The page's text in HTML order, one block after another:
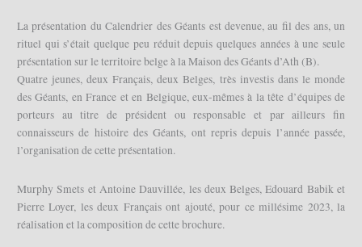
La présentation du Calendrier des Géants est devenue, au fil des ans, un
rituel qui s’était quelque peu réduit depuis quelques années à une seule
présentation sur le territoire belge à la Maison des Géants d’Ath (B).
Quatre jeunes, deux Français, deux Belges, très investis dans le monde
des Géants, en France et en Belgique, eux-mêmes à la tête d’équipes de
porteurs au titre de président ou responsable et par ailleurs fin
connaisseurs de histoire des Géants, ont repris depuis l’année passée,
l’organisation de cette présentation.
Murphy Smets et Antoine Dauvillée, les deux Belges, Edouard Babik et
Pierre Loyer, les deux Français ont ajouté, pour ce millésime 2023, la
réalisation et la composition de cette brochure.